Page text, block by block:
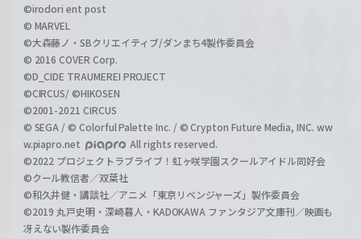
©irodori ent post
© MARVEL
©大森藤ノ・SBクリエイティブ/ダンまち4製作委員会
© 2016 COVER Corp.
©D_CIDE TRAUMEREI PROJECT
©CIRCUS/ ©HIKOSEN
©2001-2021 CIRCUS
© SEGA / © Colorful Palette Inc. / © Crypton Future Media, INC. ww
w.piapro.net
All rights reserved.
©2022 プロジェクトラブライブ！虹ヶ咲学園スクールアイドル同好会
©クール教信者／双葉社
©和久井健・講談社／アニメ「東京リベンジャーズ」製作委員会
©2019 丸戸史明・深崎暮人・KADOKAWA ファンタジア文庫刊／映画も
冴えない製作委員会